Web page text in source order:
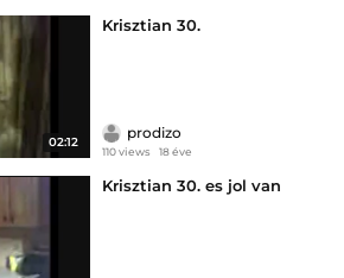
02:12
Krisztian 30.
prodizo
110 views 18 éve
Krisztian 30. es jol van